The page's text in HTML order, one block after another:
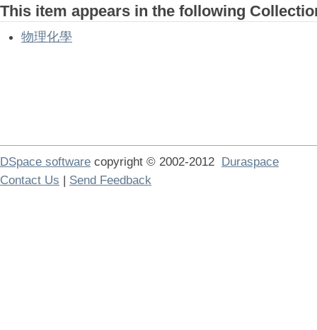
This item appears in the following
物理化學
DSpace software copyright © 2002-2012 Duraspace
Contact Us | Send Feedback